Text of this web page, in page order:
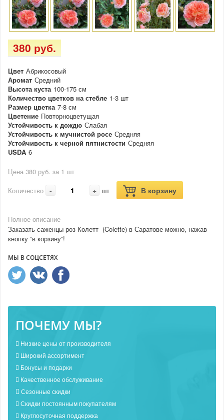
380 руб.
Цвет Абрикосовый
Аромат Средний
Высота куста 100-175 см
Количество цветков на стебле 1-3 шт
Размер цветка 7-8 см
Цветение Повторноцветущая
Устойчивость к дождю Слабая
Устойчивость к мучнистой росе Средняя
Устойчивость к черной пятнистости Средняя
USDA 6
Цена 380 руб. за 1 шт
Количество
- + шт В корзину
Полное описание
Заказать саженцы роз Колетт (Colette) в Саратове можно, нажав
кнопку “в корзину”!
МЫ В СОЦСЕТЯХ
ПОЧЕМУ МЫ?
Низкие цены от производителя
Широкий ассортимент
Бонусы и подарки
Качественное обслуживание
Сезонные скидки
Скидки постоянным покупателям
Круглосуточная поддержка